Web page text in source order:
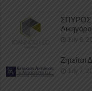
ΣΠΥΡΟΣ
July 8,
July 7,